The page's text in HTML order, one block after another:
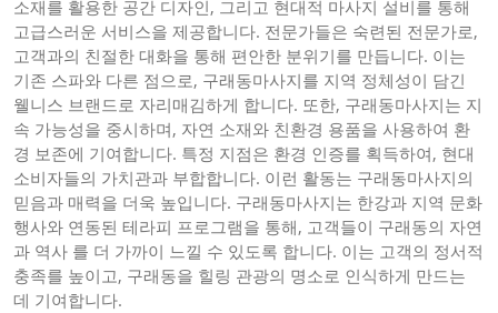
소재를 활용한 공간 디자인, 그리고 현대적 마사지 설비를 통해
고급스러운 서비스을 제공합니다. 전문가들은 숙련된 전문가로,
고객과의 친절한 대화을 통해 편안한 분위기를 만듭니다. 이는
기존 스파와 다른 점으로, 구래동마사지를 지역 정체성이 담긴
웰니스 브랜드로 자리매김하게 합니다. 또한, 구래동마사지는 지
속 가능성을 중시하며, 자연 소재와 친환경 용품을 사용하여 환
경 보존에 기여합니다. 특정 지점은 환경 인증를 획득하여, 현대
소비자들의 가치관과 부합합니다. 이런 활동는 구래동마사지의
믿음과 매력을 더욱 높입니다. 구래동마사지는 한강과 지역 문화
행사와 연동된 테라피 프로그램을 통해, 고객들이 구래동의 자연
과 역사 를 더 가까이 느낄 수 있도록 합니다. 이는 고객의 정서적
충족를 높이고, 구래동을 힐링 관광의 명소로 인식하게 만드는
데 기여합니다.